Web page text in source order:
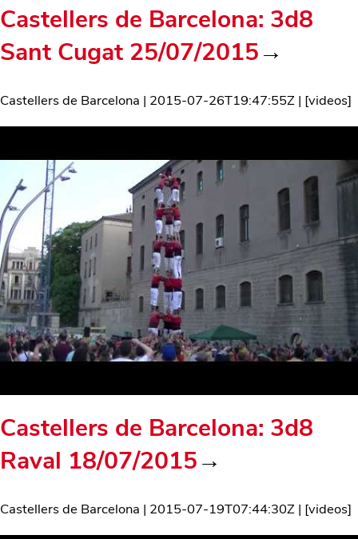
Castellers de Barcelona: 3d8
Sant Cugat 25/07/2015→
Castellers de Barcelona | 2015-07-26T19:47:55Z | [videos]
Castellers de Barcelona: 3d8
Raval 18/07/2015→
Castellers de Barcelona | 2015-07-19T07:44:30Z | [videos]